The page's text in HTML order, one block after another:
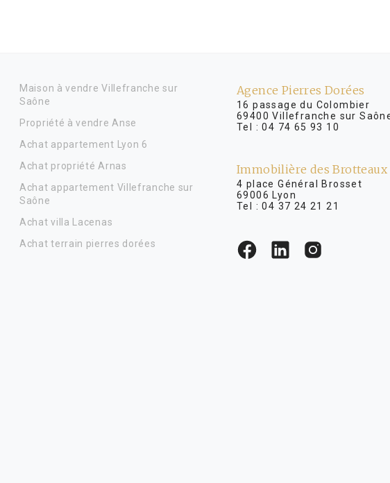
Maison à vendre Villefranche sur
Saône
Propriété à vendre Anse
Achat appartement Lyon 6
Achat propriété Arnas
Achat appartement Villefranche sur
Saône
Achat villa Lacenas
Achat terrain pierres dorées
Agence Pierres Dorées
16 passage du Colombier
69400 Villefranche sur
Tel :04 74 65 93 10
Immobilière des Brotteaux
4 place Général
69006 Lyon
Tel :04 37 24 21 21